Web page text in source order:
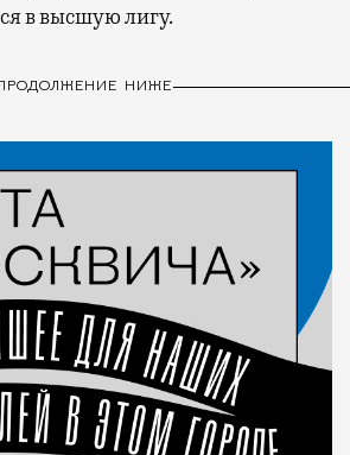
в высшую лигу.
НИЖЕ